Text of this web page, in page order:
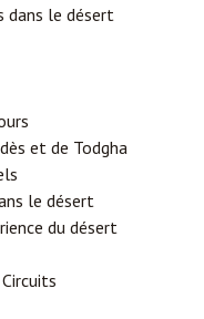
dans le désert
et de Todgha
le désert
du désert